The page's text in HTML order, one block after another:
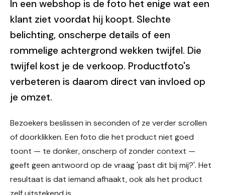
In een webshop is de foto het enige wat een
klant ziet voordat hij koopt. Slechte
belichting, onscherpe details of een
rommelige achtergrond wekken twijfel. Die
twijfel kost je de verkoop. Productfoto's
verbeteren is daarom direct van invloed op
je omzet.
Bezoekers beslissen in seconden of ze verder scrollen
of doorklikken. Een foto die het product niet goed
toont — te donker, onscherp of zonder context —
geeft geen antwoord op de vraag 'past dit bij mij?'. Het
resultaat is dat iemand afhaakt, ook als het product